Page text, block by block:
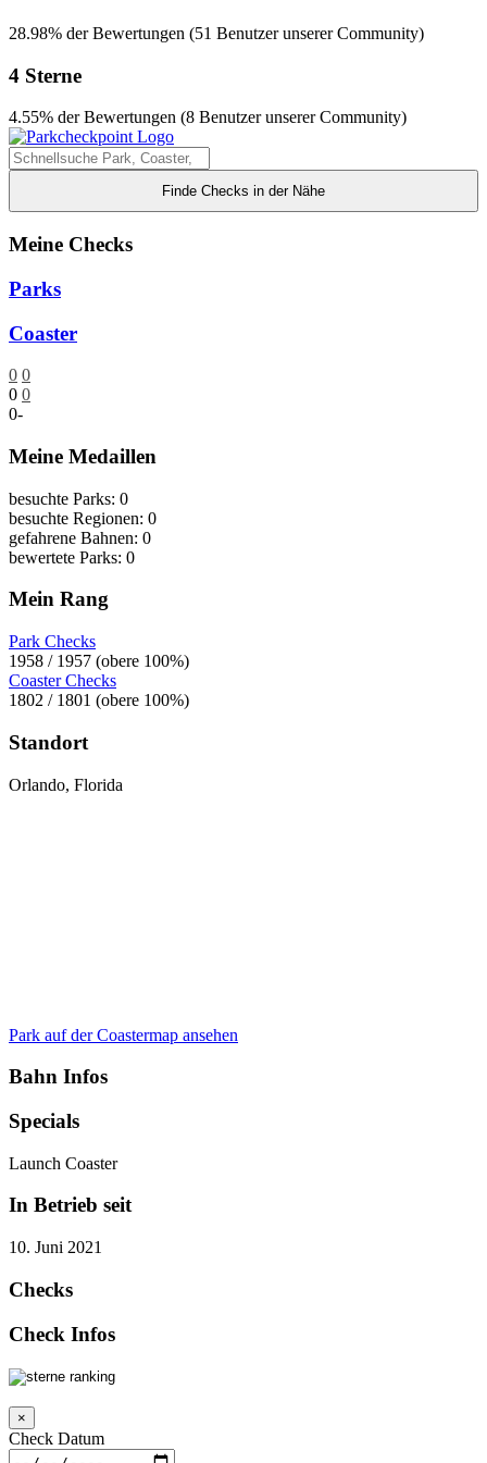
28.98% der Bewertungen (51 Benutzer unserer Community)
4 Sterne
4.55% der Bewertungen (8 Benutzer unserer Community)
Finde Checks in der Nähe
Meine Checks
Parks
Coaster
0 0
0 0
0-
Meine Medaillen
besuchte Parks: 0
besuchte Regionen: 0
gefahrene Bahnen: 0
bewertete Parks: 0
Mein Rang
Park Checks
1958 / 1957 (obere 100%)
Coaster Checks
1802 / 1801 (obere 100%)
Standort
Orlando, Florida
Park auf der Coastermap ansehen
Bahn Infos
Specials
Launch Coaster
In Betrieb seit
10. Juni 2021
Checks
Check Infos
×
Check Datum